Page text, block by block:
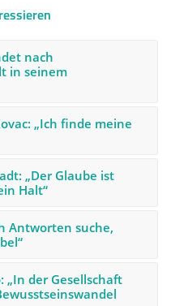
nach
in seinem
„Ich finde meine
„Der Glaube ist
Halt“
Antworten suche,
„In der Gesellschaft